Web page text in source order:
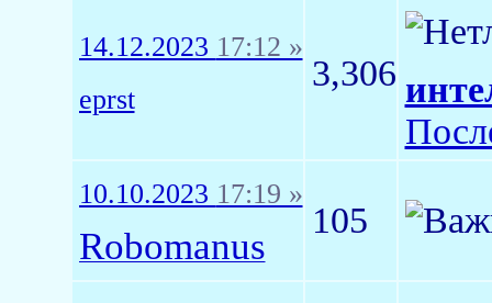
14.12.2023 17:12 »
eprst
3,306
10.10.2023 17:19 »
Robomanus
105